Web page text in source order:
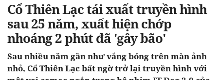
Cổ Thiên Lạc tái xuất truyền hình
sau 25 năm, xuất hiện chớp
nhoáng 2 phút đã 'gây bão'
Sau nhiều năm gần như vắng bóng trên màn ảnh
nhỏ, Cổ Thiên Lạc bất ngờ trở lại truyền hình với